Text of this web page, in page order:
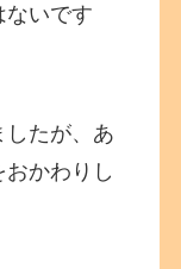
ないです
したが、あ
かわりし